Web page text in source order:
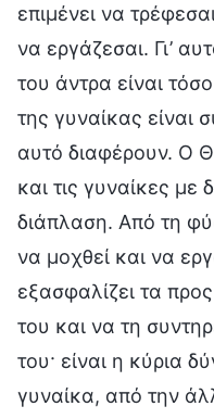
επιμένει να
να εργάζεσαι. Γι’
του άντρα είναι
της γυναίκας είναι
αυτό διαφέρουν. Ο
και τις γυναίκες με
διάπλαση. Από τη
να μοχθεί και να
εξασφαλίζει τα
του και να τη
του· είναι η κύρια
γυναίκα, από την